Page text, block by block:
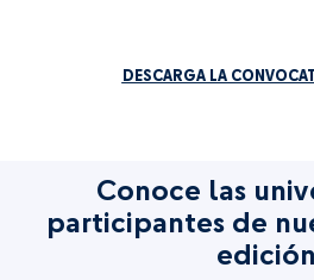
DESCARGA LA
Conoce las
participantes de
edición